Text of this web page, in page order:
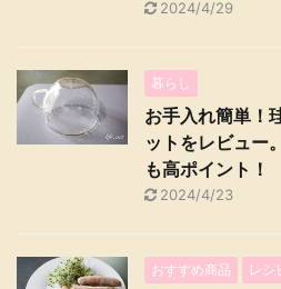
2024/4/29
暮らし
お手入れ簡単！
ットをレビュー
も高ポイント！
2024/4/23
おすすめ商品 レシ